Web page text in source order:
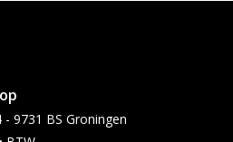
9731 BS Groningen